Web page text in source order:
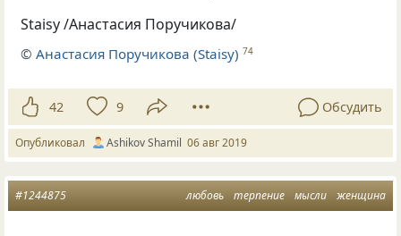
Staisy /Анастасия Поручикова/
©Анастасия Поручикова (Staisy) 74
42 9 Обсудить
Опубликовал Ashikov Shamil 06 авг 2019
любовь терпение мысли женщина
#1244875